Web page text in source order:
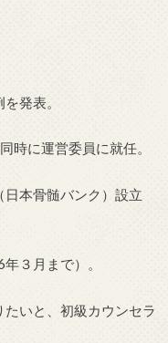
発表。
時に運営委員に就任。
本骨髄バンク）設立
３月まで）。
いと、初級カウンセラ